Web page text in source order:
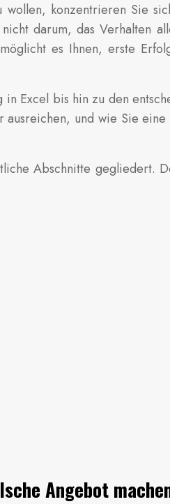
konzentrieren Sie
darum, das Verhalten
es Ihnen, erste
Excel bis hin zu den
und wie Sie eine
Abschnitte gegliedert.
Angebot